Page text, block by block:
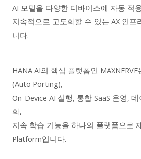
AI 모델을 다양한 디바이스에 자동 적
지속적으로 고도화할 수 있는 AX 인프
니다.
HANA AI의 핵심 플랫폼인
(Auto Porting),
On-Device AI 실행, 통합 SaaS 운영,
화,
지속 학습 기능을 하나의 플랫폼으로
Platform입니다.